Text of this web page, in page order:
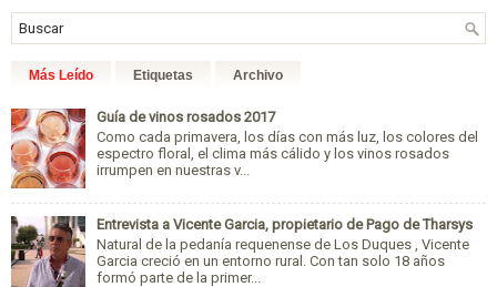
Más Leído Etiquetas Archivo
Guía de vinos rosados 2017
Como cada primavera, los días con más luz, los colores del
espectro floral, el clima más cálido y los vinos rosados
irrumpen en nuestras v...
Entrevista a Vicente Garcia, propietario de Pago de Tharsys
Natural de la pedanía requenense de Los Duques , Vicente
Garcia creció en un entorno rural. Con tan solo 18 años
formó parte de la primer...